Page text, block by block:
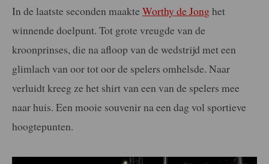
In de laatste seconden maakte Worthy de Jonghet
winnende doelpunt. Tot grote vreugde van de
kroonprinses, die na afloop van de wedstrijd met een
glimlach van oor tot oor de spelers omhelsde. Naar
verluidt kreeg ze het shirt van een van de spelers mee
naar huis. Een mooie souvenir na een dag vol sportieve
hoogtepunten.